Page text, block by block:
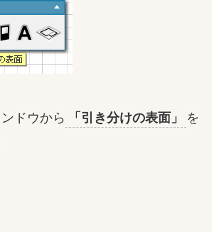
ドウから 「引き分けの表面」
を